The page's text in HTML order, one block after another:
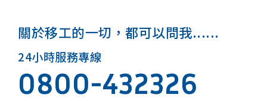
關於移工的一切，都可以問我......
24小時服務專線
0800-432326